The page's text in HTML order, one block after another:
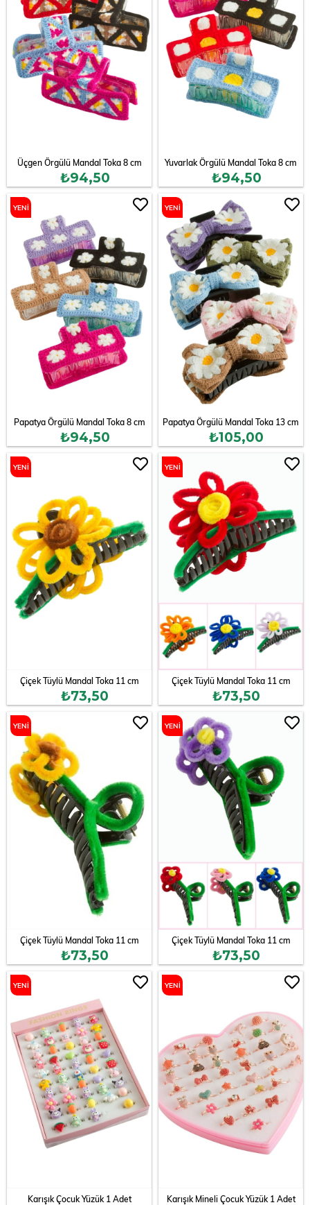
Üçgen Örgülü Mandal Toka 8 cm
₺94,50
Yuvarlak Örgülü Mandal Toka 8 cm
₺94,50
Papatya Örgülü Mandal Toka 8 cm
₺94,50
YENI
Papatya Örgülü Mandal Toka 13 cm
₺105,00
YENI
ÜRÜN
Çiçek Tüylü Mandal Toka 11 cm
₺73,50
YENI
Çiçek Tüylü Mandal Toka 11 cm
₺73,50
YENI
ÜRÜN
Çiçek Tüylü Mandal Toka 11 cm
₺73,50
YENI
ÜRÜN
Çiçek Tüylü Mandal Toka 11 cm
₺73,50
YENI
ÜRÜN
Karışık Çocuk Yüzük 1 Adet
YENI
Karışık Mineli Çocuk Yüzük 1 Adet
YENI